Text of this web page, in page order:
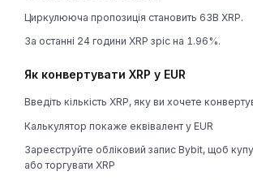
Циркулююча пропозиція становить 63B XRP.
За останні 24 години XRP зріс на 1.96%.
Як конвертувати XRP у EUR
Введіть кількість XRP, яку ви хочете
Калькулятор покаже еквівалент у EUR
Зареєструйте обліковий запис Bybit, щоб
або торгувати XRP